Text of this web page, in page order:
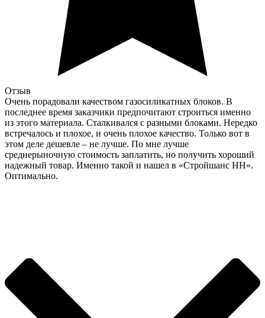
Отзыв
Очень порадовали качеством газосиликатных блоков. В
последнее время заказчики предпочитают строиться именно
из этого материала. Сталкивался с разными блоками. Нередко
встречалось и плохое, и очень плохое качество. Только вот в
этом деле дешевле – не лучше. По мне лучше
среднерыночную стоимость заплатить, но получить хороший
надежный товар. Именно такой и нашел в «Стройшанс НН».
Оптимально.